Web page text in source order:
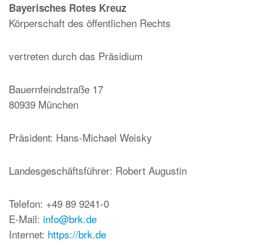
Bayerisches Rotes Kreuz
Körperschaft des öffentlichen Rechts
vertreten durch das Präsidium
Bauernfeindstraße 17
80939 München
Präsident: Hans-Michael Weisky
Landesgeschäftsführer: Robert Augustin
Telefon: +49 89 9241-0
E-Mail: info@brk.de
Internet: https://brk.de